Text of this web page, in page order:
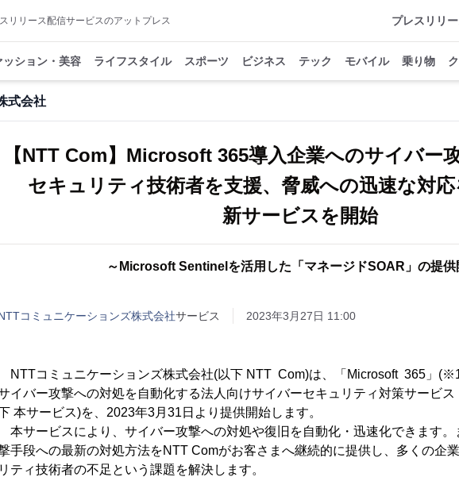
リリース配信サービスのアットプレス プレスリリ
ッション・美容 ライフスタイル スポーツ ビジネス テック モバイル 乗り物
式会社
【NTT Com】Microsoft 365導入企業へのサイバー
セキュリティ技術者を支援、脅威への迅速な対
新サービスを開始
～Microsoft Sentinelを活用した「マネージドSOAR」の提供
コミュニケーションズ株式会社サービス 2023年3月27日 11:00
NTTコミュニケーションズ株式会社(以下 NTT Com)は、「Microsoft 365」
イバー攻撃への対処を自動化する法人向けサイバーセキュリティ対策サービ
本サービス)を、2023年3月31日より提供開始します。
本サービスにより、サイバー攻撃への対処や復旧を自動化・迅速化できます
手段への最新の対処方法をNTT Comがお客さまへ継続的に提供し、多くの企
リティ技術者の不足という課題を解決します。